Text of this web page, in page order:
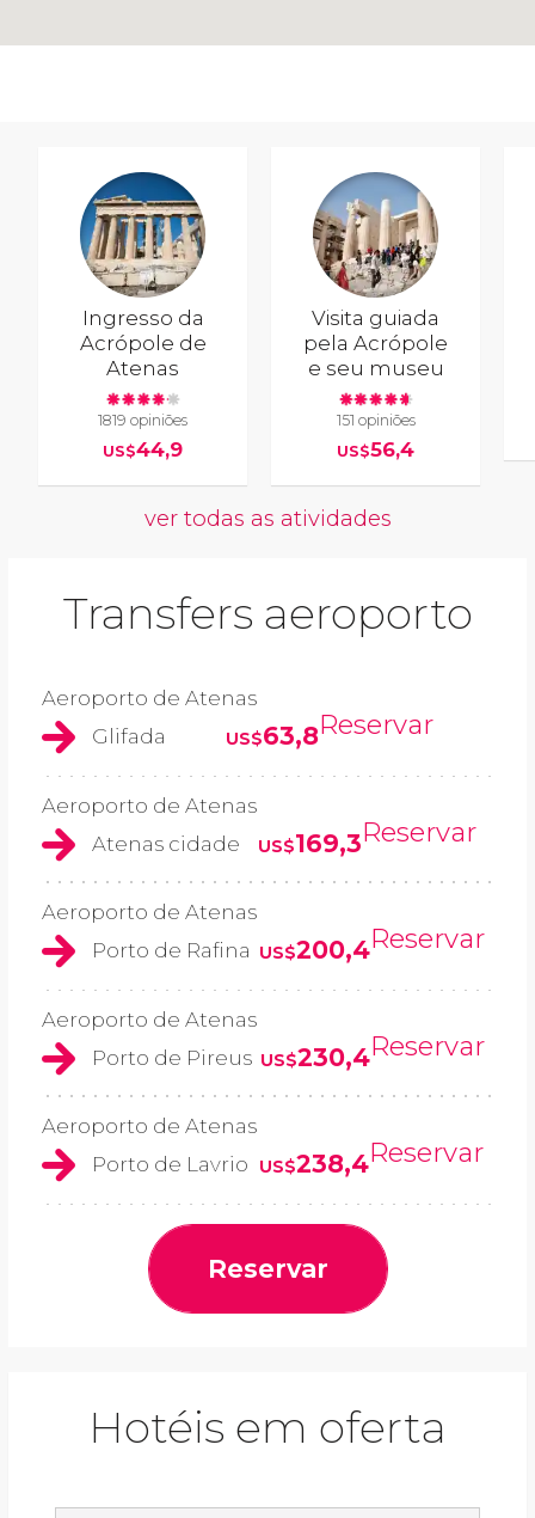
Ingresso da
Acrópole de
Atenas
1819 opiniões
US$44,9
Visita guiada
pela Acrópole
e seu museu
151 opiniões
US$56,4
ver todas as atividades
Transfers aeroporto
Aeroporto de Atenas
Glifada
US$63,8Reservar
Aeroporto de Atenas
Atenas cidade
US$169,3Reservar
Aeroporto de Atenas
Porto de Rafina US$200,4Reservar
Aeroporto de Atenas
Porto de Pireus US$230,4Reservar
Aeroporto de Atenas
Porto de Lavrio
US$238,4Reservar
Reservar
Hotéis em oferta